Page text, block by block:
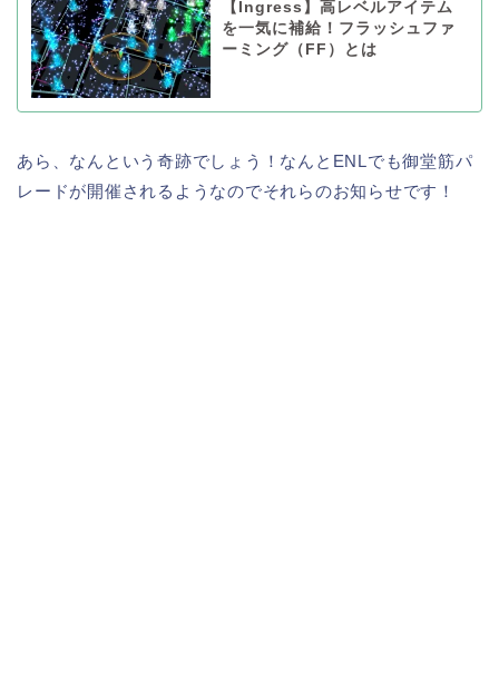
【Ingress】高レベルアイテム
を一気に補給！フラッシュファ
ーミング（FF）とは
あら、なんという奇跡でしょう！なんとENLでも御堂筋パ
レードが開催されるようなのでそれらのお知らせです！